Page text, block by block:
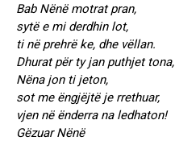
Bab Nënë motrat pran,
sytë e mi derdhin lot,
ti në prehrë ke, dhe vëllan.
Dhurat për ty jan puthjet tona,
Nëna jon ti jeton,
sot me ëngjëjtë je rrethuar,
vjen në ënderra na ledhaton!
Gëzuar Nënë